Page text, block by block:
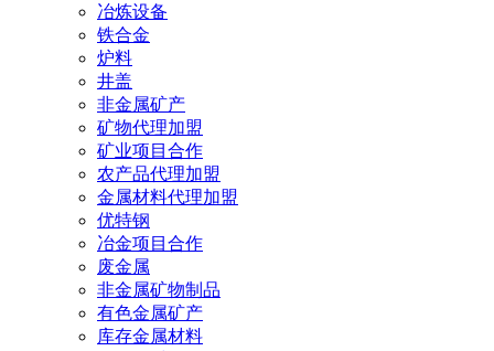
冶炼设备
铁合金
炉料
井盖
非金属矿产
矿物代理加盟
矿业项目合作
农产品代理加盟
金属材料代理加盟
优特钢
冶金项目合作
废金属
非金属矿物制品
有色金属矿产
库存金属材料